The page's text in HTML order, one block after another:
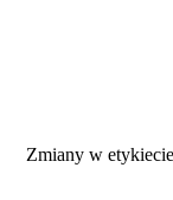
Zmiany w